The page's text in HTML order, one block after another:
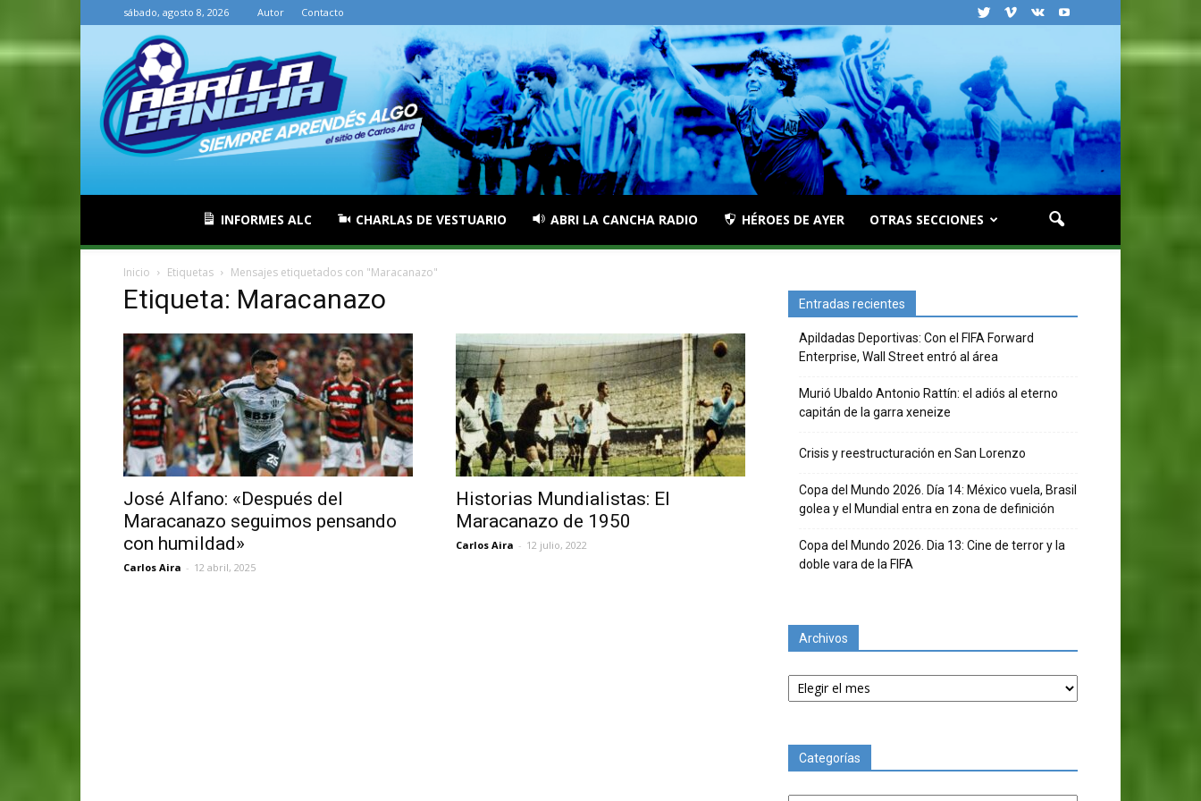
sábado, agosto 8, 2026 Autor Contacto
INFORMES ALC CHARLAS DE VESTUARIO ABRI LA CANCHA RADIO HÉROES DE AYER OTRAS SECCIONES
Inicio Etiquetas Mensajes etiquetados con "Maracanazo"
Etiqueta: Maracanazo
José Alfano: «Después del
Maracanazo seguimos pensando
con humildad»
Carlos Aira - 12 abril, 2025
Historias Mundialistas: El
Maracanazo de 1950
Carlos Aira - 12 julio, 2022
Entradas recientes
Apildadas Deportivas: Con el FIFA Forward
Enterprise, Wall Street entró al área
Murió Ubaldo Antonio Rattín: el adiós al eterno
capitán de la garra xeneize
Crisis y reestructuración en San Lorenzo
Copa del Mundo 2026. Día 14: México vuela, Brasil
golea y el Mundial entra en zona de definición
Copa del Mundo 2026. Dia 13: Cine de terror y la
doble vara de la FIFA
Archivos
Archivos
Categorías
Categorías